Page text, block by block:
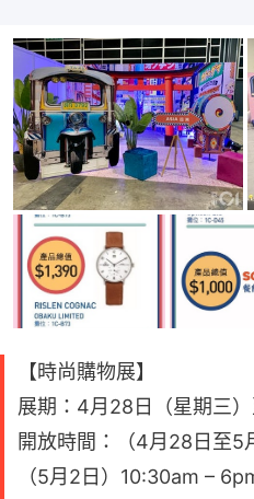
【時尚購物展】
展期：4月28日（星期三）
開放時間：（4月28日至5
（5月2日）10:30am –